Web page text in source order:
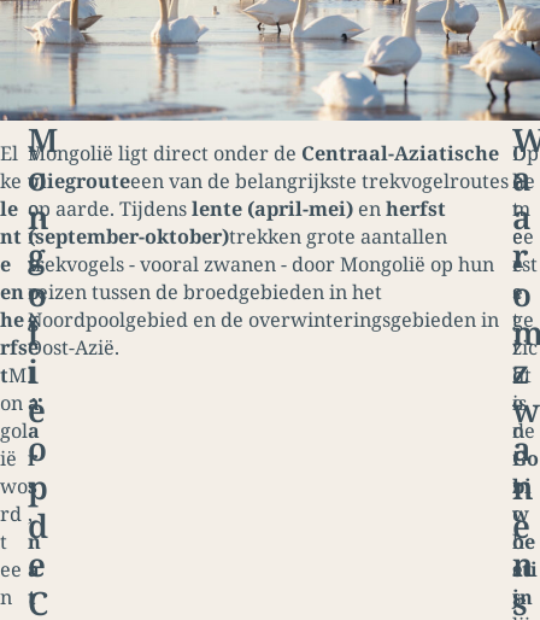
El
ke
le
nt
e
en
he
rfs
tM
on
gol
ië
wo
rd
t
ee
n
V
o
o
r
v
o
g
e
l
a
a
r
s
,
n
a
t
M
o
n
g
o
l
i
ë
o
p
d
e
C
Mongolië ligt direct onder de Centraal-Aziatische
vliegrouteeen van de belangrijkste trekvogelroutes
op aarde. Tijdenslente (april-mei) enherfst
(september-oktober)trekken grote aantallen
trekvogels - vooral zwanen - door Mongolië op hun
reizen tussen de broedgebieden in het
Noordpoolgebied en de overwinteringsgebieden in
Oost-Azië.
D
e
m
e
e
s
t
i
c
o
n
i
s
c
h
e
s
a
a
r
o
z
w
a
n
e
n
s
Op
he
t
ee
rst
e
ge
zic
ht
is
de
Go
bi
w
oe
sti
jn